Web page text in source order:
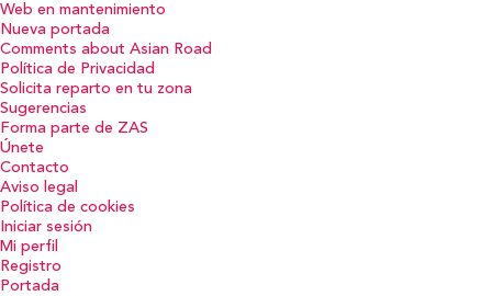
Web en mantenimiento
Nueva portada
Comments about Asian Road
Política de Privacidad
Solicita reparto en tu zona
Sugerencias
Forma parte de ZAS
Únete
Contacto
Aviso legal
Política de cookies
Iniciar sesión
Mi perfil
Registro
Portada